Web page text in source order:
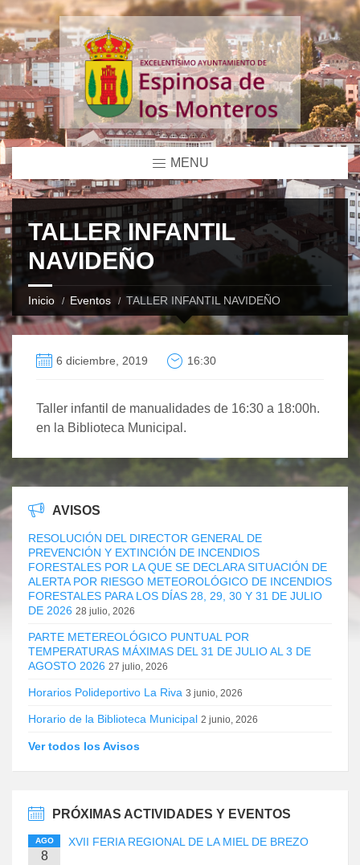
MENU
TALLER INFANTIL
NAVIDEÑO
Inicio Eventos TALLER INFANTIL NAVIDEÑO
6 diciembre, 2019 16:30
Taller infantil de manualidades de 16:30 a 18:00h.
en la Biblioteca Municipal.
AVISOS
RESOLUCIÓN DEL DIRECTOR GENERAL DE
PREVENCIÓN Y EXTINCIÓN DE INCENDIOS
FORESTALES POR LA QUE SE DECLARA SITUACIÓN DE
ALERTA POR RIESGO METEOROLÓGICO DE INCENDIOS
FORESTALES PARA LOS DÍAS 28, 29, 30 Y 31 DE JULIO
DE 2026 28 julio, 2026
PARTE METEREOLÓGICO PUNTUAL POR
TEMPERATURAS MÁXIMAS DEL 31 DE JULIO AL 3 DE
AGOSTO 2026 27 julio, 2026
Horarios Polideportivo La Riva 3 junio, 2026
Horario de la Biblioteca Municipal 2 junio, 2026
Ver todos los Avisos
PRÓXIMAS ACTIVIDADES Y EVENTOS
AGO
8
XVII FERIA REGIONAL DE LA MIEL DE BREZO